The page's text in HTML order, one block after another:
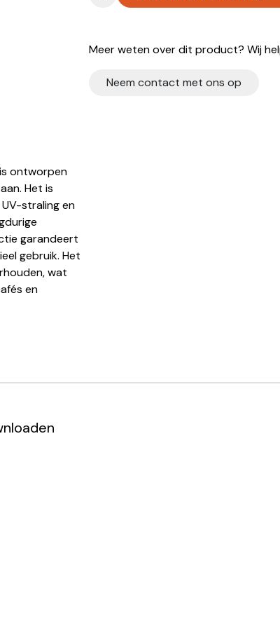
Meer weten over dit product? Wij
Neem contact met ons op
ontworpen
Het is
straling en
garandeert
gebruik. Het
wat
en